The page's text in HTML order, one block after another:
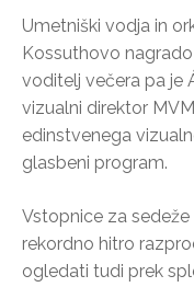
Umetniški vodja in
Kossuthovo nagrado
voditelj večera pa je
vizualni direktor
edinstvenega
glasbeni program.
Vstopnice za
rekordno hitro
ogledati tudi prek